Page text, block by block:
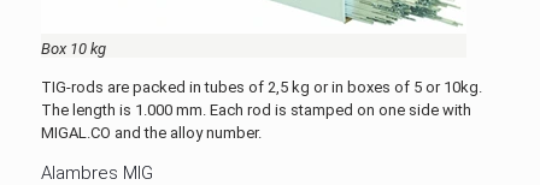
Box 10 kg
TIG-rods are packed in tubes of 2,5 kg or in boxes of 5 or 10kg.
The length is 1.000 mm. Each rod is stamped on one side with
MIGAL.CO and the alloy number.
Alambres MIG